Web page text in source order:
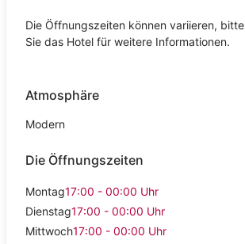
Die Öffnungszeiten können variieren,
Sie das Hotel für weitere Informationen.
Atmosphäre
Modern
Die Öffnungszeiten
Montag17:00 - 00:00 Uhr
Dienstag17:00 - 00:00 Uhr
Mittwoch17:00 - 00:00 Uhr